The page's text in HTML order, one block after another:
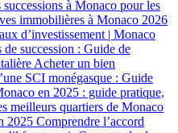
à Monaco pour les
immobilières à Monaco 2026
d’investissement | Monaco
succession : Guide de
Acheter un bien
SCI monégasque : Guide
en 2025 : guide pratique,
meilleurs quartiers de Monaco
2025 Comprendre l’accord